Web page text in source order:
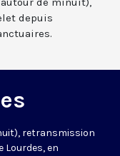
depuis
retransmission
Lourdes, en